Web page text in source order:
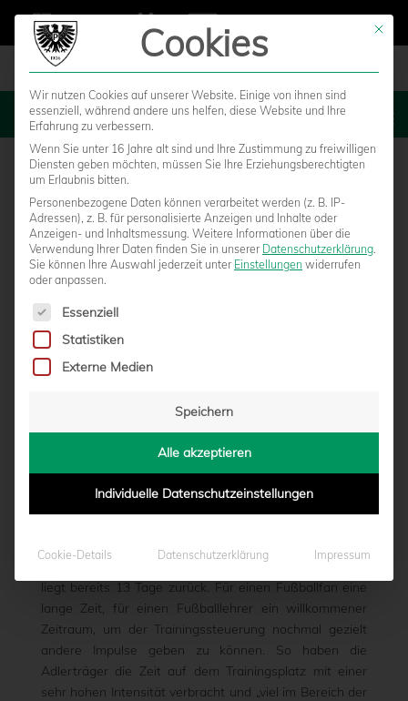
MENU
„EIN GEGNER AUF AUGENHÖHE“: MIT
GEGEN GROSSASPACH
vonMoritz Schwegmann|18.10.2019 - 14:06
Auswärtsspiel beim Spitzenreiter SpVgg Unterhaching
liegt bereits 13 Tage zurück. Für einen Fußballfan eine
lange Zeit, für einen Fußballlehrer ein willkommener
Zeitraum, um der Trainingssteuerung nochmal gezielt
andere Impulse geben zu können. So haben die
Adlerträger die Zeit auf dem Trainingsplatz mit einer
sehr hohen Intensität verbracht und „viel im Bereich der
Mit
Cookies
Wir nutzen Cookies auf unserer Website. Einige von ihnen sind
essenziell, während andere uns helfen, diese Website und Ihre
Erfahrung zu verbessern.
Wenn Sie unter 16 Jahre alt sind und Ihre Zustimmung zu freiwilligen
Diensten geben möchten, müssen Sie Ihre Erziehungsberechtigten
um Erlaubnis bitten.
Personenbezogene Daten können verarbeitet werden (z. B. IP-
Adressen), z. B. für personalisierte Anzeigen und Inhalte oder
Anzeigen- und Inhaltsmessung. Weitere Informationen über die
Verwendung Ihrer Daten finden Sie in unserer Datenschutzerklärung.
Sie können Ihre Auswahl jederzeit unter Einstellungen widerrufen
oder anpassen.
Es folgt eine Liste der Service-Gruppen, für die eine
Essenziell
Statistiken
Externe Medien
Speichern
Alle akzeptieren
Individuelle Datenschutzeinstellungen
Cookie-Details Datenschutzerklärung Impressum